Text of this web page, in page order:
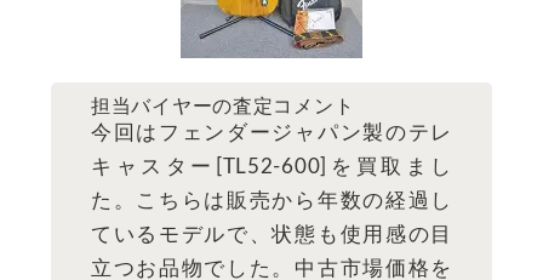
担当バイヤーの査定コメント
今回はフェンダージャパン製のテレ
キャスター[TL52-600]を買取まし
た。こちらは販売から年数の経過し
ているモデルで、状態も使用感の目
立つお品物でした。中古市場価格を